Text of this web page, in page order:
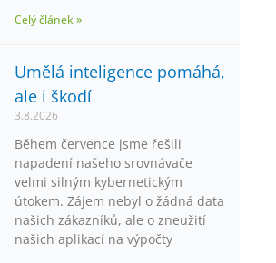
Celý článek »
Umělá inteligence pomáhá,
ale i škodí
3.8.2026
Během července jsme řešili
napadení našeho srovnávače
velmi silným kybernetickým
útokem. Zájem nebyl o žádná data
našich zákazníků, ale o zneužití
našich aplikací na výpočty